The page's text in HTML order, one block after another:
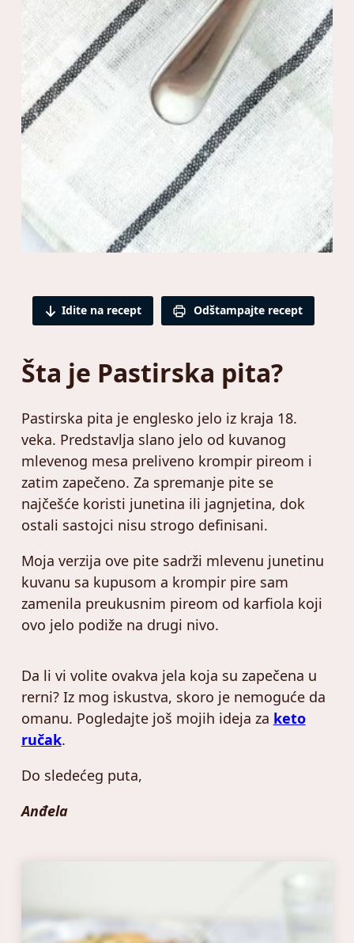
Idite na recept Odštampajte recept
Šta je Pastirska pita?
Pastirska pita je englesko jelo iz kraja 18.
veka. Predstavlja slano jelo od kuvanog
mlevenog mesa preliveno krompir pireom i
zatim zapečeno. Za spremanje pite se
najčešće koristi junetina ili jagnjetina, dok
ostali sastojci nisu strogo definisani.
Moja verzija ove pite sadrži mlevenu junetinu
kuvanu sa kupusom a krompir pire sam
zamenila preukusnim pireom od karfiola koji
ovo jelo podiže na drugi nivo.
Da li vi volite ovakva jela koja su zapečena u
rerni? Iz mog iskustva, skoro je nemoguće da
omanu. Pogledajte još mojih ideja za keto
ručak.
Do sledećeg puta,
Anđela